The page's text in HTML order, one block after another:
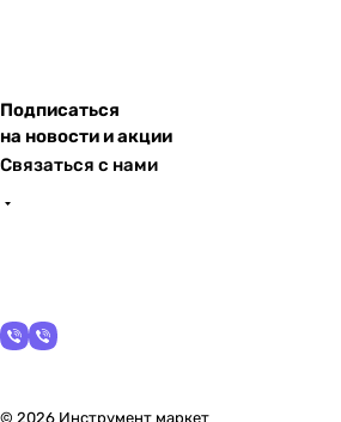
Подписаться
на новости и акции
Связаться с нами
© 2026 Инструмент маркет